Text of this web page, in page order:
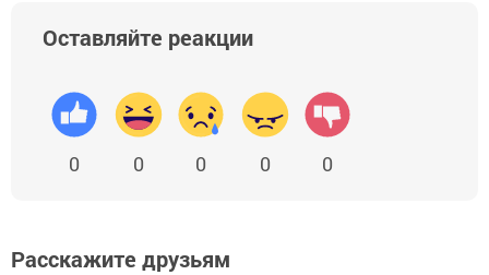
Оставляйте реакции
0 0 0 0 0
Расскажите друзьям